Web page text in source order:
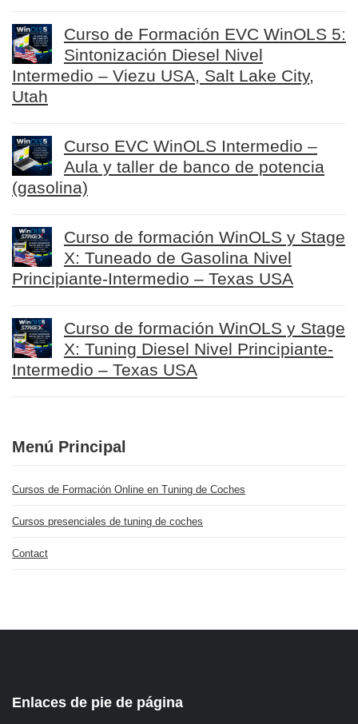
Curso de Formación EVC WinOLS 5:
Sintonización Diesel Nivel
Intermedio – Viezu USA, Salt Lake City,
Utah
Curso EVC WinOLS Intermedio –
Aula y taller de banco de potencia
(gasolina)
Curso de formación WinOLS y Stage
X: Tuneado de Gasolina Nivel
Principiante-Intermedio – Texas USA
Curso de formación WinOLS y Stage
X: Tuning Diesel Nivel Principiante-
Intermedio – Texas USA
Menú Principal
Cursos de Formación Online en Tuning de Coches
Cursos presenciales de tuning de coches
Contact
Enlaces de pie de página